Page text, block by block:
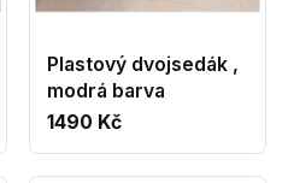
Plastový dvojsedák ,
modrá barva
1490 Kč